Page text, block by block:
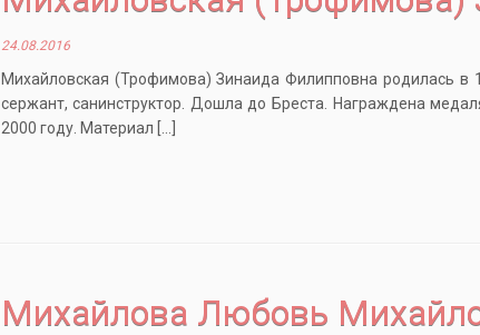
24.08.2016
Михайловская (Трофимова) Зинаида Филипповна родилась в
сержант, санинструктор. Дошла до Бреста. Награждена
2000 году. Материал […]
Михайлова Любовь